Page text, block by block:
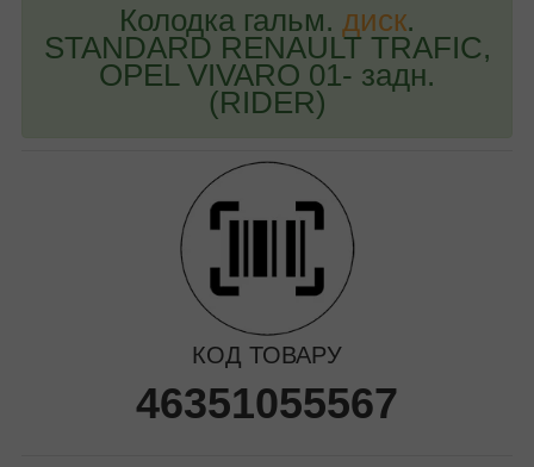
Колодка гальм. диск.
STANDARD RENAULT TRAFIC,
OPEL VIVARO 01- задн.
(RIDER)
КОД ТОВАРУ
46351055567